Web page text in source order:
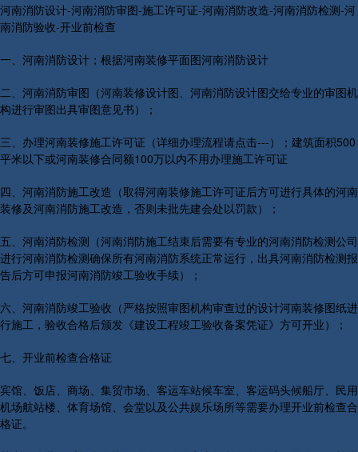
河南消防设计-河南消防审图-施工许可证-河南消防改造-河南消防检测-河
南消防验收-开业前检查
一、河南消防设计；根据河南装修平面图河南消防设计
二、河南消防审图（河南装修设计图、河南消防设计图交给专业的审图机
构进行审图出具审图意见书）；
三、办理河南装修施工许可证（详细办理流程请点击---）；建筑面积500
平米以下或河南装修合同额100万以内不用办理施工许可证
四、河南消防施工改造（取得河南装修施工许可证后方可进行具体的河南
装修及河南消防施工改造，否则未批先建会处以罚款）；
五、河南消防检测（河南消防施工结束后需要有专业的河南消防检测公司
进行河南消防检测确保所有河南消防系统正常运行，出具河南消防检测报
告后方可申报河南消防竣工验收手续）；
六、河南消防竣工验收（严格按照审图机构审查过的设计河南装修图纸进
行施工，验收合格后颁发《建设工程竣工验收备案凭证》方可开业）；
七、开业前检查合格证
宾馆、饭店、商场、集贸市场、客运车站候车室、客运码头候船厅、民用
机场航站楼、体育场馆、会堂以及公共娱乐场所等需要办理开业前检查合
格证。